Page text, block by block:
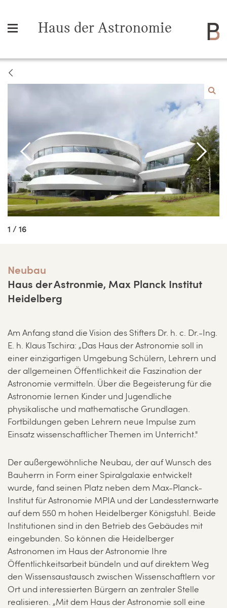
Haus der Astronomie
1 / 16
Neubau
Haus der Astronmie, Max Planck Institut
Heidelberg
Am Anfang stand die Vision des Stifters Dr. h. c. Dr.-Ing.
E. h. Klaus Tschira: „Das Haus der Astronomie soll in
einer einzigartigen Umgebung Schülern, Lehrern und
der allgemeinen Öffentlichkeit die Faszination der
Astronomie vermitteln. Über die Begeisterung für die
Astronomie lernen Kinder und Jugendliche
physikalische und mathematische Grundlagen.
Fortbildungen geben Lehrern neue Impulse zum
Einsatz wissenschaftlicher Themen im Unterricht."
Der außergewöhnliche Neubau, der auf Wunsch des
Bauherrn in Form einer Spiralgalaxie entwickelt
wurde, fand seinen Platz neben dem Max-Planck-
Institut für Astronomie MPIA und der Landessternwarte
auf dem 550 m hohen Heidelberger Königstuhl. Beide
Institutionen sind in den Betrieb des Gebäudes mit
eingebunden. So können die Heidelberger
Astronomen im Haus der Astronomie Ihre
Öffentlichkeitsarbeit bündeln und auf direktem Weg
den Wissensaustausch zwischen Wissenschaftlern vor
Ort und interessierten Bürgern an zentraler Stelle
realisieren. „Mit dem Haus der Astronomie soll eine